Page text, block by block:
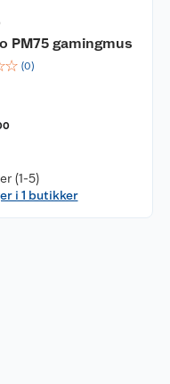
PM75 gamingmus
☆ (0)
(1-5)
i 1 butikker